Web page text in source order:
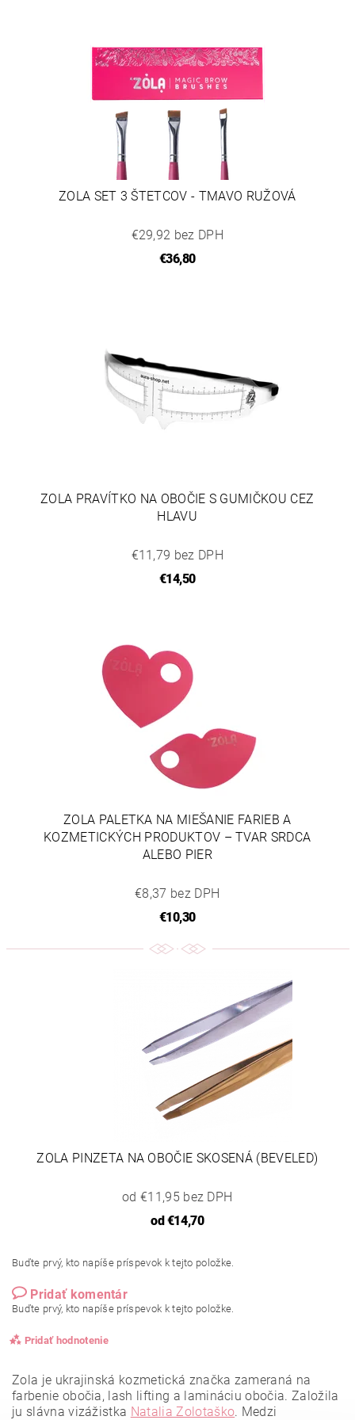
ZOLA SET 3 ŠTETCOV - TMAVO RUŽOVÁ
€29,92 bez DPH
€36,80
ZOLA PRAVÍTKO NA OBOČIE S GUMIČKOU CEZ
HLAVU
€11,79 bez DPH
€14,50
ZOLA PALETKA NA MIEŠANIE FARIEB A
KOZMETICKÝCH PRODUKTOV – TVAR SRDCA
ALEBO PIER
€8,37 bez DPH
€10,30
ZOLA PINZETA NA OBOČIE SKOSENÁ (BEVELED)
od €11,95 bez DPH
od€14,70
Buďte prvý, kto napíše príspevok k tejto položke.
Pridať komentár
Buďte prvý, kto napíše príspevok k tejto položke.
Pridať hodnotenie
Zola je ukrajinská kozmetická značka zameraná na
farbenie obočia, lash lifting a lamináciu obočia. Založila
ju slávna vizážistka Natalia Zolotaško. Medzi